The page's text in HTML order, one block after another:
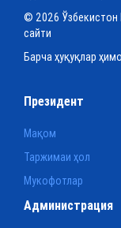
© 2026 Ўзбекистон
сайти
Барча ҳуқуқлар
Президент
Мақом
Таржимаи ҳол
Мукофотлар
Администрация